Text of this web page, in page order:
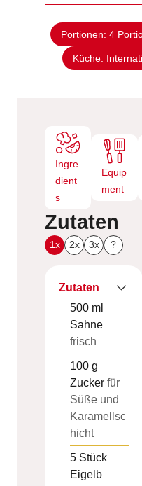
Portionen: 4
Küche:
Ingre
dient
s
Equip
ment
Zutaten
1x 2x 3x ?
Zutaten
500 ml
Sahne
frisch
100 g
Zucker für
Süße und
Karamellsc
hicht
5 Stück
Eigelb